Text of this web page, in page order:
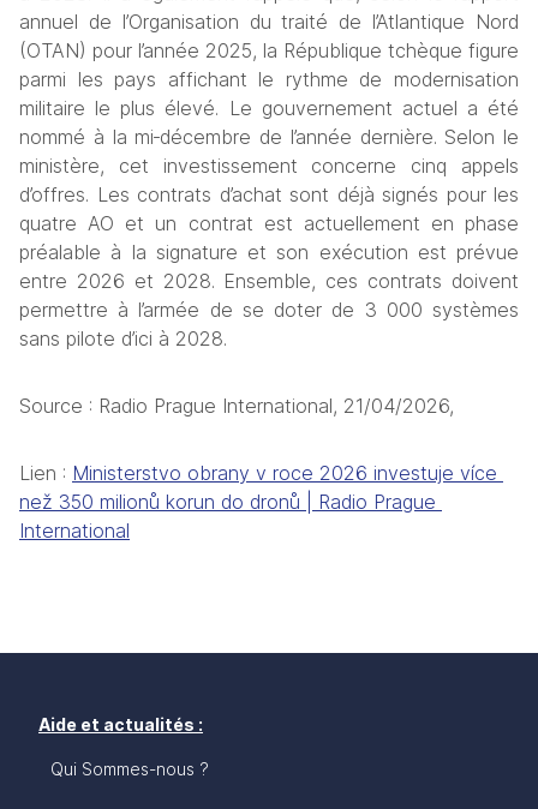
annuel de l’Organisation du traité de l’Atlantique Nord
(OTAN) pour l’année 2025, la République tchèque figure
parmi les pays affichant le rythme de modernisation
militaire le plus élevé. Le gouvernement actuel a été
nommé à la mi‑décembre de l’année dernière. Selon le
ministère, cet investissement concerne cinq appels
d’offres. Les contrats d’achat sont déjà signés pour les
quatre AO et un contrat est actuellement en phase
préalable à la signature et son exécution est prévue
entre 2026 et 2028. Ensemble, ces contrats doivent
permettre à l’armée de se doter de 3 000 systèmes
sans pilote d’ici à 2028.
Source : Radio Prague International, 21/04/2026,
Lien : Ministerstvo obrany v roce 2026 investuje více
než 350 milionů korun do dronů | Radio Prague
International
Aide et actualités :
Qui Sommes-nous ?